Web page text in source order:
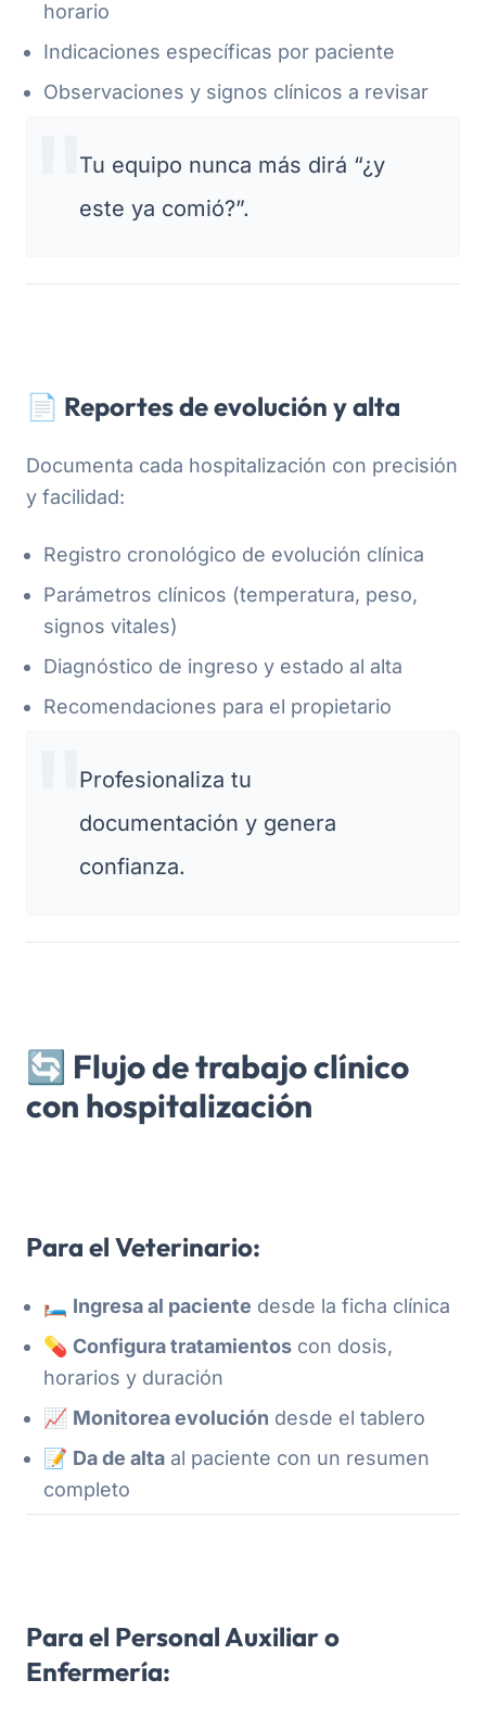
horario
Indicaciones específicas por paciente
Observaciones y signos clínicos a revisar
Tu equipo nunca más dirá “¿y
este ya comió?”.
📄 Reportes de evolución y alta
Documenta cada hospitalización con precisión
y facilidad:
Registro cronológico de evolución clínica
Parámetros clínicos (temperatura, peso,
signos vitales)
Diagnóstico de ingreso y estado al alta
Recomendaciones para el propietario
Profesionaliza tu
documentación y genera
confianza.
🔄 Flujo de trabajo clínico
con hospitalización
Para el Veterinario:
🛏️ Ingresa al paciente desde la ficha clínica
💊 Configura tratamientos con dosis,
horarios y duración
📈 Monitorea evolución desde el tablero
📝 Da de alta al paciente con un resumen
completo
Para el Personal Auxiliar o
Enfermería: